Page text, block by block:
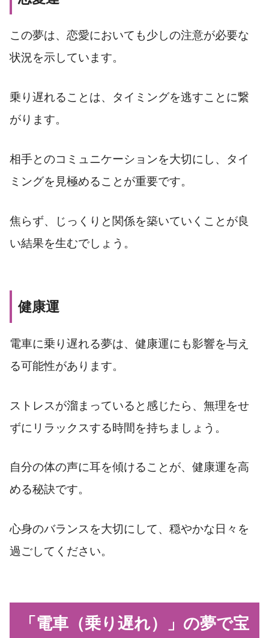
この夢は、恋愛においても少しの注意が必要な
状況を示しています。
乗り遅れることは、タイミングを逃すことに繋
がります。
相手とのコミュニケーションを大切にし、タイ
ミングを見極めることが重要です。
焦らず、じっくりと関係を築いていくことが良
い結果を生むでしょう。
健康運
電車に乗り遅れる夢は、健康運にも影響を与え
る可能性があります。
ストレスが溜まっていると感じたら、無理をせ
ずにリラックスする時間を持ちましょう。
自分の体の声に耳を傾けることが、健康運を高
める秘訣です。
心身のバランスを大切にして、穏やかな日々を
過ごしてください。
「電車（乗り遅れ）」の夢で宝